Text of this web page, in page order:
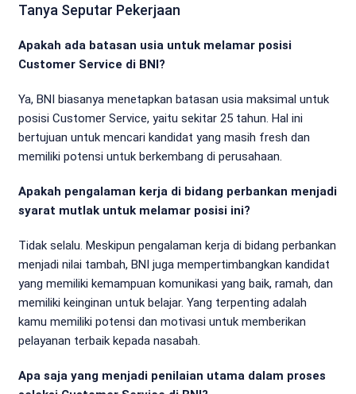
Tanya Seputar Pekerjaan
Apakah ada batasan usia untuk melamar posisi
Customer Service di BNI?
Ya, BNI biasanya menetapkan batasan usia maksimal untuk
posisi Customer Service, yaitu sekitar 25 tahun. Hal ini
bertujuan untuk mencari kandidat yang masih fresh dan
memiliki potensi untuk berkembang di perusahaan.
Apakah pengalaman kerja di bidang perbankan menjadi
syarat mutlak untuk melamar posisi ini?
Tidak selalu. Meskipun pengalaman kerja di bidang perbankan
menjadi nilai tambah, BNI juga mempertimbangkan kandidat
yang memiliki kemampuan komunikasi yang baik, ramah, dan
memiliki keinginan untuk belajar. Yang terpenting adalah
kamu memiliki potensi dan motivasi untuk memberikan
pelayanan terbaik kepada nasabah.
Apa saja yang menjadi penilaian utama dalam proses